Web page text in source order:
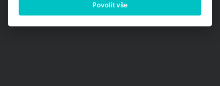
Povolit vše